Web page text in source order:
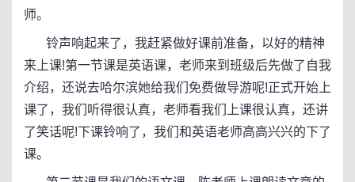
师。
铃声响起来了，我赶紧做好课前准备，以好的精神
来上课!第一节课是英语课，老师来到班级后先做了自我
介绍，还说去哈尔滨她给我们免费做导游呢!正式开始上
课了，我们听得很认真，老师看我们上课很认真，还讲
了笑话呢!下课铃响了，我们和英语老师高高兴兴的下了
课。